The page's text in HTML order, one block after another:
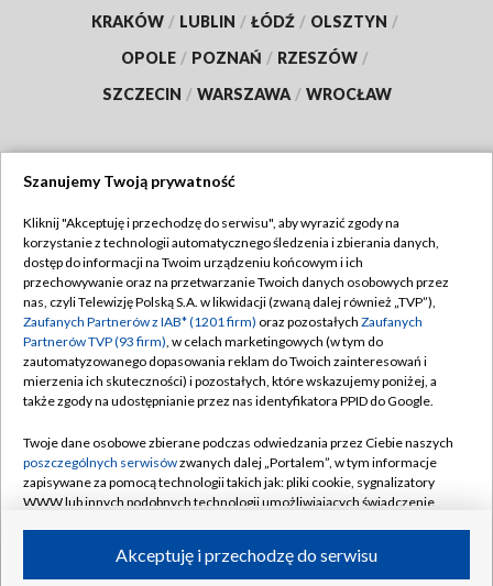
KRAKÓW / LUBLIN / ŁÓDŹ / OLSZTYN /
OPOLE / POZNAŃ / RZESZÓW /
SZCZECIN / WARSZAWA / WROCŁAW
TVP
Abonament TVP
Emisja w TVP
Centrum informacji TVP
Naziemna Telewizja Cyfrowa
Rada Programowa
System NOS
Informacje o nadawcy
Program dla prasy
Regulamin TVP
Polityka prywatności
Moje zgody
Pomoc
Kontakt
Kanały
Szanujemy Twoją prywatność
Kliknij "Akceptuję i przechodzę do serwisu", aby wyrazić zgody na
korzystanie z technologii automatycznego śledzenia i zbierania danych,
dostęp do informacji na Twoim urządzeniu końcowym i ich
przechowywanie oraz na przetwarzanie Twoich danych osobowych przez
nas, czyli Telewizję Polską S.A. w likwidacji (zwaną dalej również „TVP”),
Zaufanych Partnerów z IAB* (1201 firm) oraz pozostałych Zaufanych
Partnerów TVP (93 firm), w celach marketingowych (w tym do
zautomatyzowanego dopasowania reklam do Twoich zainteresowań i
mierzenia ich skuteczności) i pozostałych, które wskazujemy poniżej, a
także zgody na udostępnianie przez nas identyfikatora PPID do Google.
Twoje dane osobowe zbierane podczas odwiedzania przez Ciebie naszych
poszczególnych serwisówzwanych dalej „Portalem”, w tym informacje
zapisywane za pomocą technologii takich jak: pliki cookie, sygnalizatory
WWW lub innych podobnych technologii umożliwiających świadczenie
ruchu w Internecie.Akceptuję i przechodzę do serwisu